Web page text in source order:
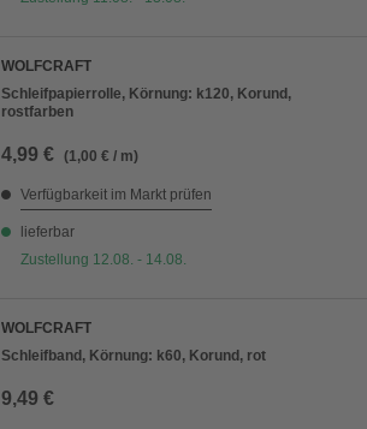
WOLFCRAFT
Schleifpapierrolle, Körnung: k120, Korund,
rostfarben
4,99 € (1,00 € / m)
Verfügbarkeit im Markt prüfen
lieferbar
Zustellung 12.08. - 14.08.
WOLFCRAFT
Schleifband, Körnung: k60, Korund, rot
9,49 €